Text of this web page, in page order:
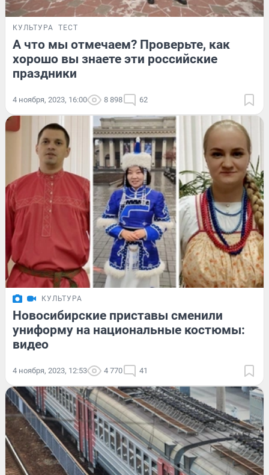
КУЛЬТУРА ТЕСТ
А что мы отмечаем? Проверьте, как
хорошо вы знаете эти российские
праздники
4 ноября, 2023, 16:00 8 898 62
КУЛЬТУРА
Новосибирские приставы сменили
униформу на национальные костюмы:
видео
4 ноября, 2023, 12:53 4 770 41